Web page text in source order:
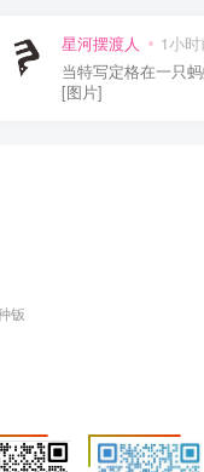
星河摆渡人 1小时
当特写定格在一只
[图片]
钣